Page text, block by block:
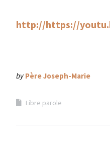
http://https://
by Père Joseph-Marie
Libre parole